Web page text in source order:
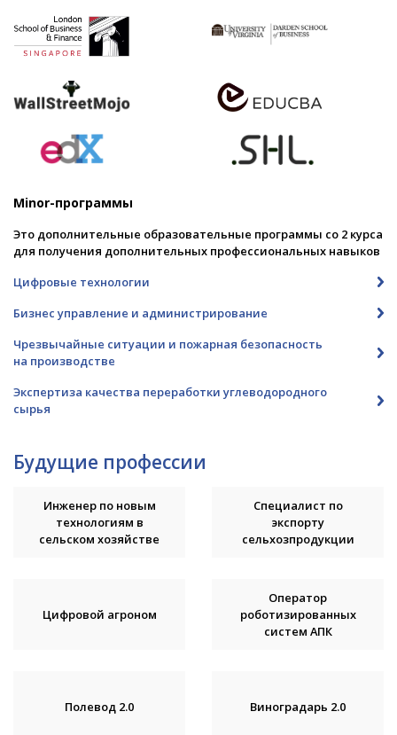
Minor-программы
Это дополнительные образовательные программы со 2 курса
для получения дополнительных профессиональных навыков
Цифровые технологии
Бизнес управление и администрирование
Чрезвычайные ситуации и пожарная безопасность
на производстве
Экспертиза качества переработки углеводородного
сырья
Будущие профессии
Инженер по новым
технологиям в
сельском хозяйстве
Специалист по
экспорту
сельхозпродукции
Цифровой агроном
Оператор
роботизированных
систем АПК
Полевод 2.0 Виноградарь 2.0